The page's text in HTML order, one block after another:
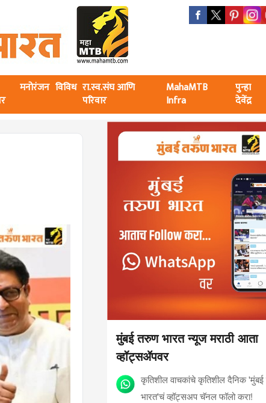
मनोरंजन विविध रा.स्व.संघ आणि
परिवार
MahaMTB
Infra
पुन्हा
देवेंद्र
मुंबई तरुण भारत न्यूज मराठी आता
व्हॉट्सॲपवर
कृतिशील वाचकांचे कृतिशील दैनिक
भारत'चं व्हॉट्सअप चॅनल फॉलो करा!